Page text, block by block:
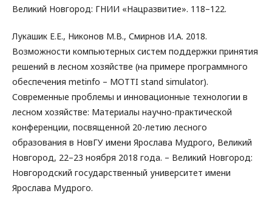
Великий Новгород: ГНИИ «Нацразвитие». 118–122.
Лукашик Е.Е., Никонов М.В., Смирнов И.А. 2018.
Возможности компьютерных систем поддержки принятия
решений в лесном хозяйстве (на примере программного
обеспечения metinfo – MOTTI stand simulator).
Современные проблемы и инновационные технологии в
лесном хозяйстве: Материалы научно-практической
конференции, посвященной 20-летию лесного
образования в НовГУ имени Ярослава Мудрого, Великий
Новгород, 22–23 ноября 2018 года. – Великий Новгород:
Новгородский государственный университет имени
Ярослава Мудрого.